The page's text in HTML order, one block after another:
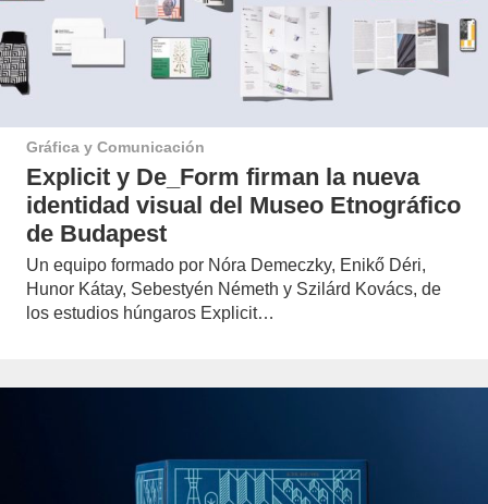
Gráfica y Comunicación
Explicit y De_Form firman la nueva
identidad visual del Museo Etnográfico
de Budapest
Un equipo formado por Nóra Demeczky, Enikő Déri,
Hunor Kátay, Sebestyén Németh y Szilárd Kovács, de
los estudios húngaros Explicit…